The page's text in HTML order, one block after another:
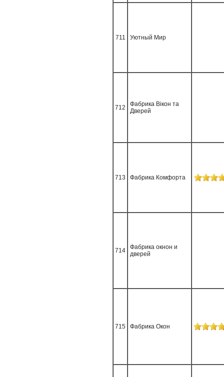
711 Уютный Мир
712
Фабрика Вікон та
Дверей
713 Фабрика Комфорта
714
Фабрика окнон и
дверей
715 Фабрика Окон